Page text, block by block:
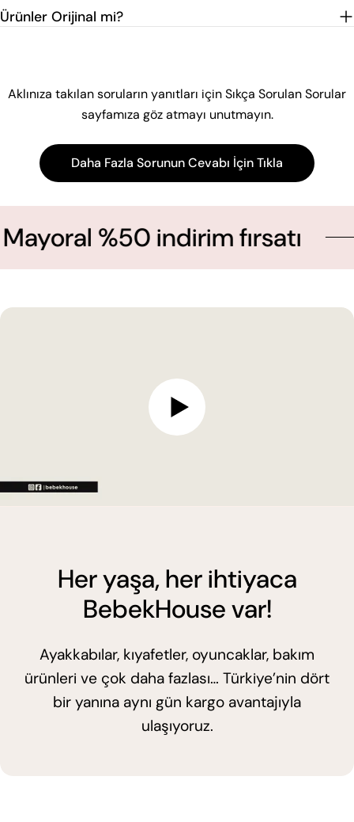
Ürünler Orijinal mi?
Aklınıza takılan soruların yanıtları için Sıkça Sorulan Sorular
sayfamıza göz atmayı unutmayın.
Daha Fazla Sorunun Cevabı İçin Tıkla
%50 indirim fırsatı
Her yaşa, her ihtiyaca
BebekHouse var!
Ayakkabılar, kıyafetler, oyuncaklar, bakım
ürünleri ve çok daha fazlası… Türkiye’nin dört
bir yanına aynı gün kargo avantajıyla
ulaşıyoruz.